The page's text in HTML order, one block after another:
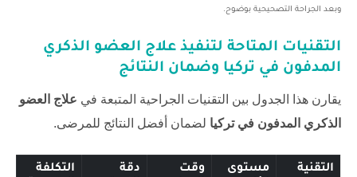
وبعد الجراحة التصحيحية بوضوح.
التقنيات المتاحة لتنفيذ علاج العضو الذكري
المدفون في تركيا وضمان النتائج
يقارن هذا الجدول بين التقنيات الجراحية المتبعة في علاج العضو
الذكري المدفون في تركيا لضمان أفضل النتائج للمرضى.
التقنية
مستوى
وقت
دقة
التكلفة